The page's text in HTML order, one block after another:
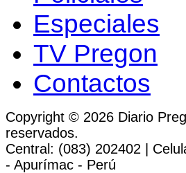
Especiales
TV Pregon
Contactos
Copyright © 2026 Diario
reservados.
Central: (083) 202402 |
- Apurímac - Perú